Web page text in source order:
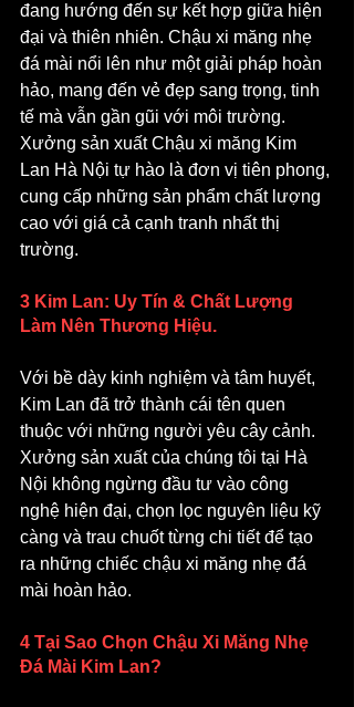
đang hướng đến sự kết hợp giữa hiện
đại và thiên nhiên. Chậu xi măng nhẹ
đá mài nổi lên như một giải pháp hoàn
hảo, mang đến vẻ đẹp sang trọng, tinh
tế mà vẫn gần gũi với môi trường.
Xưởng sản xuất Chậu xi măng Kim
Lan Hà Nội tự hào là đơn vị tiên phong,
cung cấp những sản phẩm chất lượng
cao với giá cả cạnh tranh nhất thị
trường.
3 Kim Lan: Uy Tín & Chất Lượng
Làm Nên Thương Hiệu.
Với bề dày kinh nghiệm và tâm huyết,
Kim Lan đã trở thành cái tên quen
thuộc với những người yêu cây cảnh.
Xưởng sản xuất của chúng tôi tại Hà
Nội không ngừng đầu tư vào công
nghệ hiện đại, chọn lọc nguyên liệu kỹ
càng và trau chuốt từng chi tiết để tạo
ra những chiếc chậu xi măng nhẹ đá
mài hoàn hảo.
4 Tại Sao Chọn Chậu Xi Măng Nhẹ
Đá Mài Kim Lan?